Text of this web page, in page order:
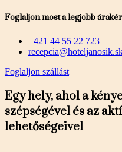
Foglaljon most a legjobb
+421 44 55 22 723
Foglaljon szállást
Egy hely, ahol a
szépségével és az
lehetőségeivel